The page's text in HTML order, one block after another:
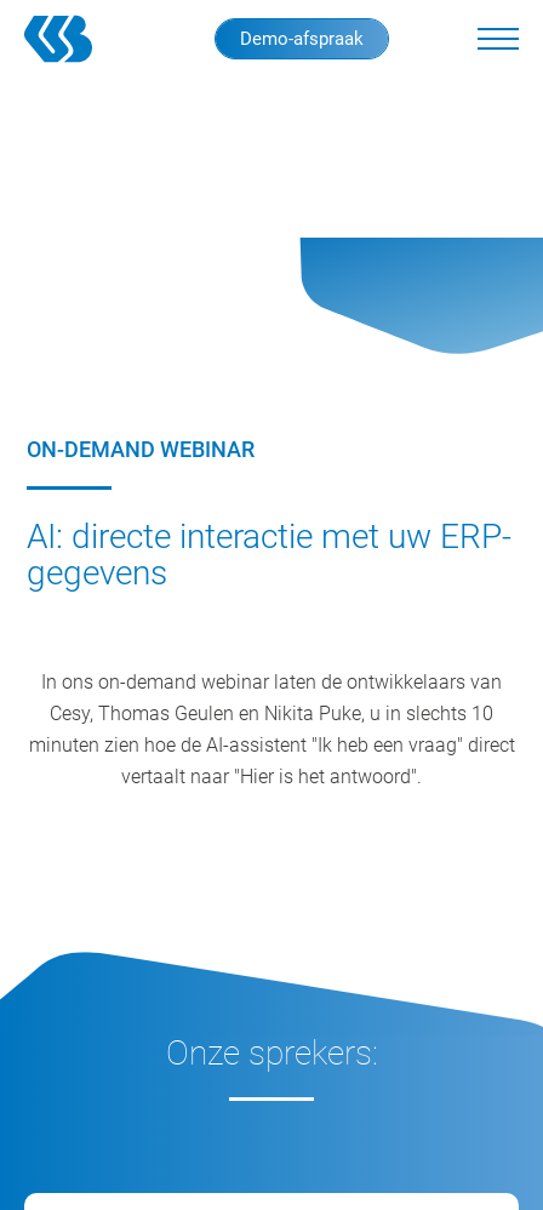
Skip
Demo-afspraak
ON-DEMAND WEBINAR
AI: directe interactie met uw ERP-
gegevens
In ons on-demand webinar laten de ontwikkelaars van
Cesy, Thomas Geulen en Nikita Puke, u in slechts 10
minuten zien hoe de AI-assistent "Ik heb een vraag" direct
vertaalt naar "Hier is het antwoord".
Onze sprekers: